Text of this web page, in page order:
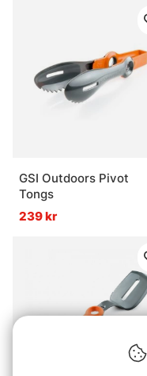
GSI Outdoors Pivot
Tongs
239 kr